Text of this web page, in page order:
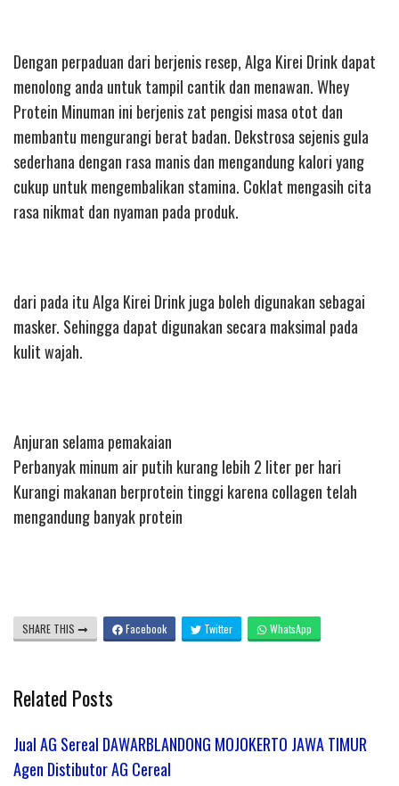
Dengan perpaduan dari berjenis resep, Alga Kirei Drink dapat
menolong anda untuk tampil cantik dan menawan. Whey
Protein Minuman ini berjenis zat pengisi masa otot dan
membantu mengurangi berat badan. Dekstrosa sejenis gula
sederhana dengan rasa manis dan mengandung kalori yang
cukup untuk mengembalikan stamina. Coklat mengasih cita
rasa nikmat dan nyaman pada produk.
dari pada itu Alga Kirei Drink juga boleh digunakan sebagai
masker. Sehingga dapat digunakan secara maksimal pada
kulit wajah.
Anjuran selama pemakaian
Perbanyak minum air putih kurang lebih 2 liter per hari
Kurangi makanan berprotein tinggi karena collagen telah
mengandung banyak protein
SHARE THIS Facebook Twitter WhatsApp
Related Posts
Jual AG Sereal DAWARBLANDONG MOJOKERTO JAWA TIMUR
Agen Distibutor AG Cereal